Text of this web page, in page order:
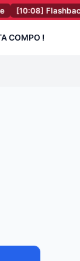
Flashback, il y a
COMPO !